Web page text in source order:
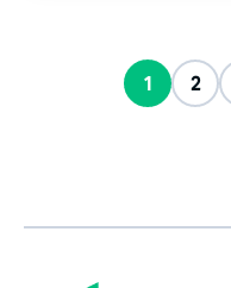
1 2